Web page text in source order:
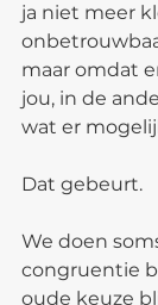
ja niet meer
maar omdat
jou, in de
wat er
Dat gebeurt.
We doen
congruentie
oude keuze